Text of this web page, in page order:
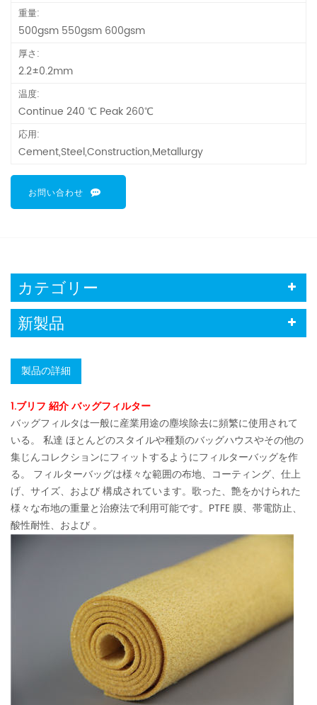
重量:
500gsm 550gsm 600gsm
厚さ:
2.2±0.2mm
温度:
Continue 240 ℃ Peak 260℃
応用:
Cement,Steel,Construction,Metallurgy
お問い合わせ
カテゴリー
新製品
製品の詳細
1.ブリフ 紹介 バッグフィルター
バッグフィルタは一般に産業用途の塵埃除去に頻繁に使用されて
いる。 私達 ほとんどのスタイルや種類のバッグハウスやその他の
集じんコレクションにフィットするようにフィルターバッグを作
る。 フィルターバッグは様々な範囲の布地、コーティング、仕上
げ、サイズ、および 構成されています。歌った、艶をかけられた
様々な布地の重量と治療法で利用可能です。PTFE 膜、帯電防止、
酸性耐性、および 。